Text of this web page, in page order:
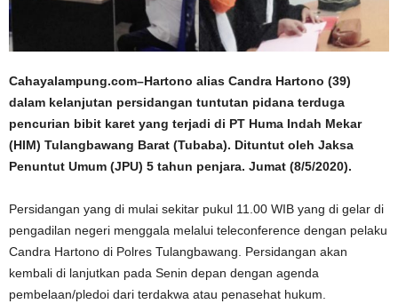
Cahayalampung.com–Hartono alias Candra Hartono (39)
dalam kelanjutan persidangan tuntutan pidana terduga
pencurian bibit karet yang terjadi di PT Huma Indah Mekar
(HIM) Tulangbawang Barat (Tubaba). Dituntut oleh Jaksa
Penuntut Umum (JPU) 5 tahun penjara. Jumat (8/5/2020).
Persidangan yang di mulai sekitar pukul 11.00 WIB yang di gelar di
pengadilan negeri menggala melalui teleconference dengan pelaku
Candra Hartono di Polres Tulangbawang. Persidangan akan
kembali di lanjutkan pada Senin depan dengan agenda
pembelaan/pledoi dari terdakwa atau penasehat hukum.